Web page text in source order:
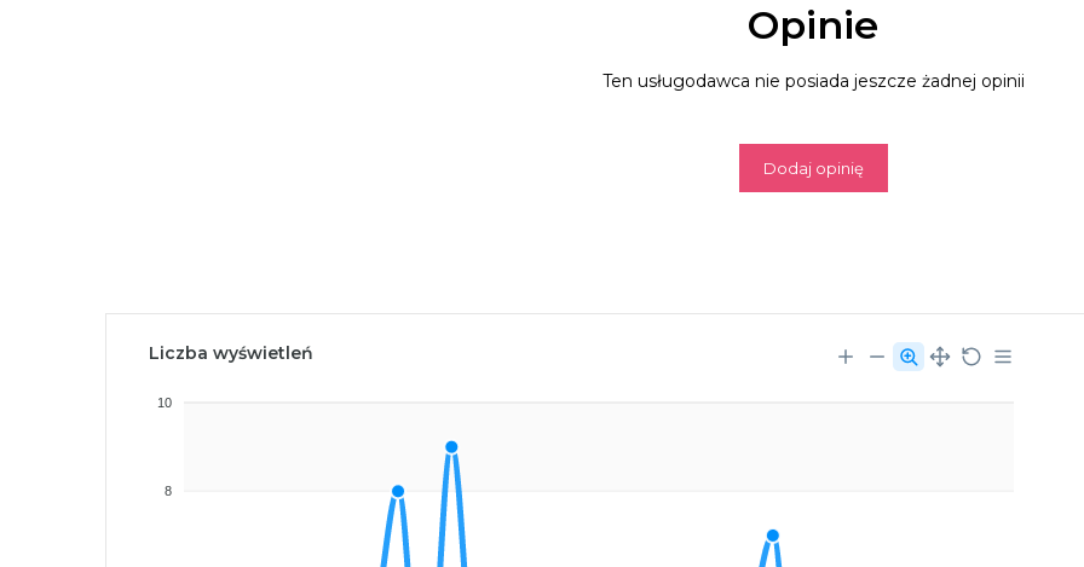
Opinie
Ten usługodawca nie posiada jeszcze żadnej opinii
Dodaj opinię
Liczba wyświetleń
10
8